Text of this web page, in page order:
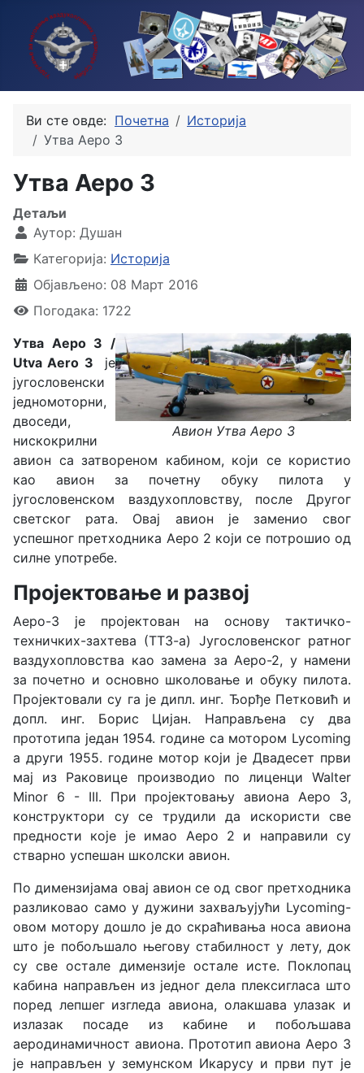
Ви сте овде: Почетна
Историја
Утва Аеро 3
Утва Аеро 3
Детаљи
Аутор: Душан
Категорија: Историја
Објављено: 08 Март 2016
Погодака: 1722
Авион Утва Аеро 3
Утва Аеро 3 /
Utva Aero 3 је
југословенски
једномоторни,
двоседи,
нискокрилни
авион са затвореном кабином, који се користио
као авион за почетну обуку пилота у
југословенском ваздухопловству, после Другог
светског рата. Овај авион је заменио свог
успешног претходника Аеро 2 који се потрошио од
силне употребе.
Пројектовање и развој
Аеро-3 је пројектован на основу тактичко-
техничких-захтева (ТТЗ-а) Југословенског ратног
ваздухопловства као замена за Аеро-2, у намени
за почетно и основно школовање и обуку пилота.
Пројектовали су га је дипл. инг. Ђорђе Петковић и
допл. инг. Борис Цијан. Направљена су два
прототипа један 1954. године са мотором Lycoming
а други 1955. године мотор који је Двадесет први
мај из Раковице производио по лиценци Walter
Minor 6 - III. При пројектовању авиона Аеро 3,
конструктори су се трудили да искористи све
предности које је имао Аеро 2 и направили су
стварно успешан школски авион.
По димензијама овај авион се од свог претходника
разликовао само у дужини захваљујући Lycoming-
овом мотору дошло је до скраћивања носа авиона
што је побољшало његову стабилност у лету, док
су све остале димензије остале исте. Поклопац
кабина направљен из једног дела плексигласа што
поред лепшег изгледа авиона, олакшава улазак и
излазак посаде из кабине и побољшава
аеродинамичност авиона. Прототип авиона Аеро 3
је направљен у земунском Икарусу и први пут је